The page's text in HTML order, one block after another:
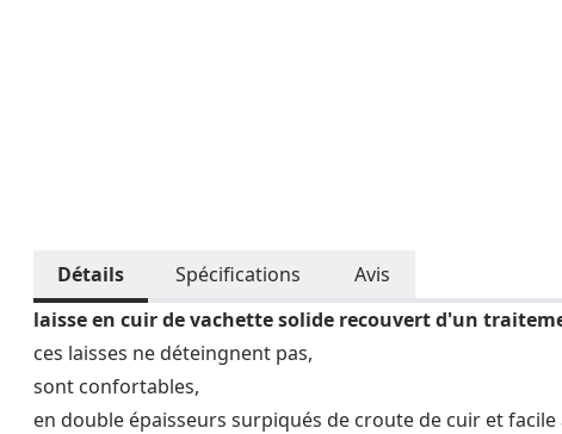
Détails Spécifications
Avis
laisse en cuir de vachette solide recouvert d'un
ces laisses ne déteingnent pas,
sont confortables,
en double épaisseurs surpiqués de croute de cuir et